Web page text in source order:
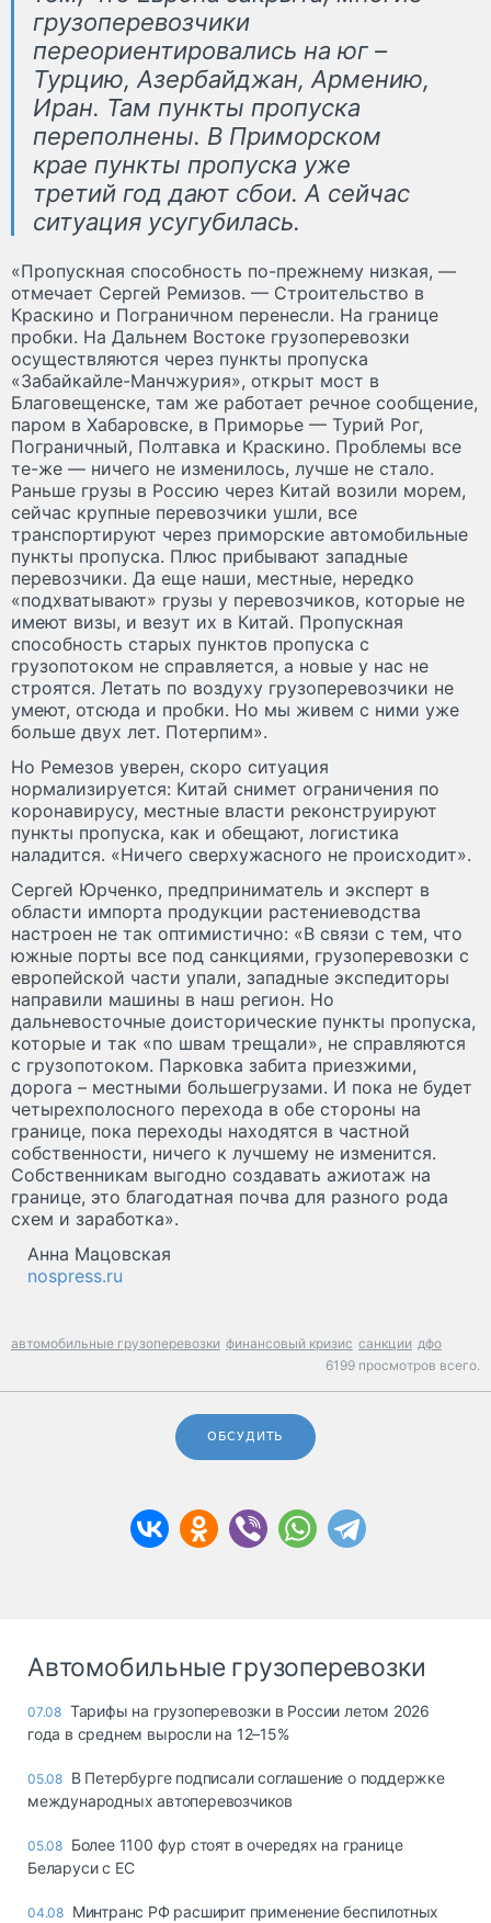
грузоперевозчики
переориентировались на юг –
Турцию, Азербайджан, Армению,
Иран. Там пункты пропуска
переполнены. В Приморском
крае пункты пропуска уже
третий год дают сбои. А сейчас
ситуация усугубилась.
«Пропускная способность по-прежнему низкая, —
отмечает Сергей Ремизов. — Строительство в
Краскино и Пограничном перенесли. На границе
пробки. На Дальнем Востоке грузоперевозки
осуществляются через пункты пропуска
«Забайкайле-Манчжурия», открыт мост в
Благовещенске, там же работает речное сообщение,
паром в Хабаровске, в Приморье — Турий Рог,
Пограничный, Полтавка и Краскино. Проблемы все
те-же — ничего не изменилось, лучше не стало.
Раньше грузы в Россию через Китай возили морем,
сейчас крупные перевозчики ушли, все
транспортируют через приморские автомобильные
пункты пропуска. Плюс прибывают западные
перевозчики. Да еще наши, местные, нередко
«подхватывают» грузы у перевозчиков, которые не
имеют визы, и везут их в Китай. Пропускная
способность старых пунктов пропуска с
грузопотоком не справляется, а новые у нас не
строятся. Летать по воздуху грузоперевозчики не
умеют, отсюда и пробки. Но мы живем с ними уже
больше двух лет. Потерпим».
Но Ремезов уверен, скоро ситуация
нормализируется: Китай снимет ограничения по
коронавирусу, местные власти реконструируют
пункты пропуска, как и обещают, логистика
наладится. «Ничего сверхужасного не происходит».
Сергей Юрченко, предприниматель и эксперт в
области импорта продукции растениеводства
настроен не так оптимистично: «В связи с тем, что
южные порты все под санкциями, грузоперевозки с
европейской части упали, западные экспедиторы
направили машины в наш регион. Но
дальневосточные доисторические пункты пропуска,
которые и так «по швам трещали», не справляются
с грузопотоком. Парковка забита приезжими,
дорога – местными большегрузами. И пока не будет
четырехполосного перехода в обе стороны на
границе, пока переходы находятся в частной
собственности, ничего к лучшему не изменится.
Собственникам выгодно создавать ажиотаж на
границе, это благодатная почва для разного рода
схем и заработка».
Анна Мацовская
nospress.ru
автомобильные грузоперевозки финансовый кризис санкции дфо
6199 просмотров всего.
ОБСУДИТЬ
Автомобильные грузоперевозки
07.08 Тарифы на грузоперевозки в России летом 2026
года в среднем выросли на 12–15%
05.08 В Петербурге подписали соглашение о поддержке
международных автоперевозчиков
05.08 Более 1100 фур стоят в очередях на границе
Беларуси с ЕС
04.08 Минтранс РФ расширит применение беспилотных